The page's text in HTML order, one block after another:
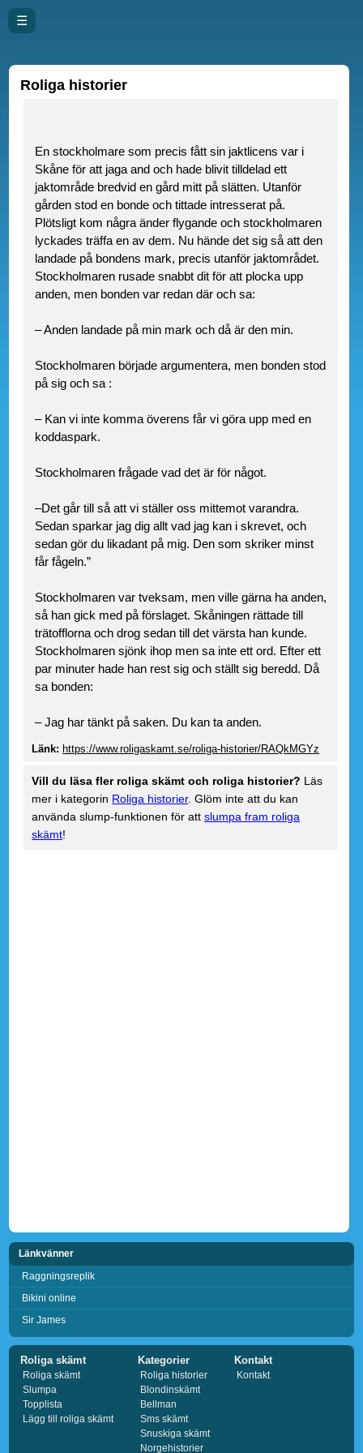
☰
Roliga historier
En stockholmare som precis fått sin jaktlicens var i
Skåne för att jaga and och hade blivit tilldelad ett
jaktområde bredvid en gård mitt på slätten. Utanför
gården stod en bonde och tittade intresserat på.
Plötsligt kom några änder flygande och stockholmaren
lyckades träffa en av dem. Nu hände det sig så att den
landade på bondens mark, precis utanför jaktområdet.
Stockholmaren rusade snabbt dit för att plocka upp
anden, men bonden var redan där och sa:
– Anden landade på min mark och då är den min.
Stockholmaren började argumentera, men bonden stod
på sig och sa :
– Kan vi inte komma överens får vi göra upp med en
koddaspark.
Stockholmaren frågade vad det är för något.
–Det går till så att vi ställer oss mittemot varandra.
Sedan sparkar jag dig allt vad jag kan i skrevet, och
sedan gör du likadant på mig. Den som skriker minst
får fågeln.”
Stockholmaren var tveksam, men ville gärna ha anden,
så han gick med på förslaget. Skåningen rättade till
trätofflorna och drog sedan till det värsta han kunde.
Stockholmaren sjönk ihop men sa inte ett ord. Efter ett
par minuter hade han rest sig och ställt sig beredd. Då
sa bonden:
– Jag har tänkt på saken. Du kan ta anden.
Länk: https://www.roligaskamt.se/roliga-historier/RAQkMGYz
Vill du läsa fler roliga skämt och roliga historier? Läs
mer i kategorin Roliga historier. Glöm inte att du kan
använda slump-funktionen för attslumpa fram roliga
skämt!
Länkvänner
Raggningsreplik
Bikini online
Sir James
Roliga skämt
Roliga skämt
Slumpa
Topplista
Lägg till roliga skämt
Kategorier
Roliga historier
Blondinskämt
Bellman
Sms skämt
Snuskiga skämt
Norgehistorier
Kontakt
Kontakt